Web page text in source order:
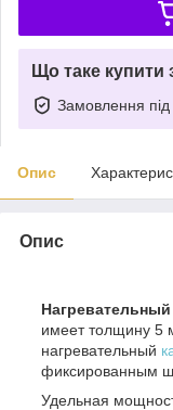
Що таке купити
Замовлення під
Опис
Опис
имеет толщину 5
нагревательный
фиксированным
Удельная